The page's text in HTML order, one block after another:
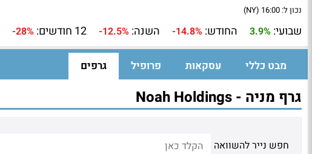
נכון ל: 16:00 (NY)
שבועי: 3.9% החודש: -14.8% השנה: -12.5% 12 חודשים: -28%
מבט כללי עסקאות פרופיל גרפים
גרף מניה - Noah Holdings
חפש נייר להשוואה